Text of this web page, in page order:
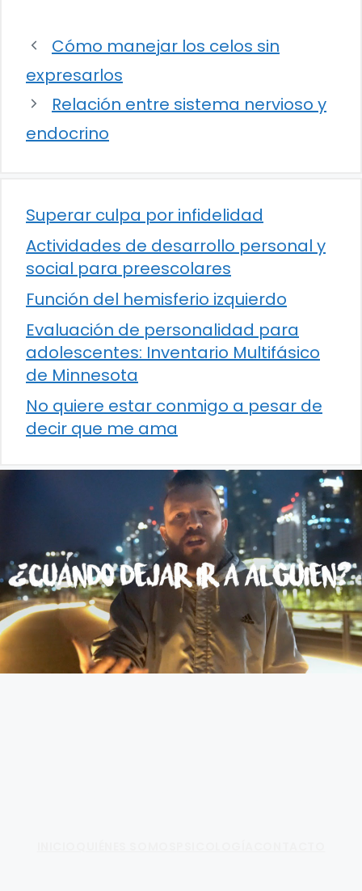
Cómo manejar los celos sin
expresarlos
Relación entre sistema nervioso y
endocrino
Superar culpa por infidelidad
Actividades de desarrollo personal y
social para preescolares
Función del hemisferio izquierdo
Evaluación de personalidad para
adolescentes: Inventario Multifásico
de Minnesota
No quiere estar conmigo a pesar de
decir que me ama